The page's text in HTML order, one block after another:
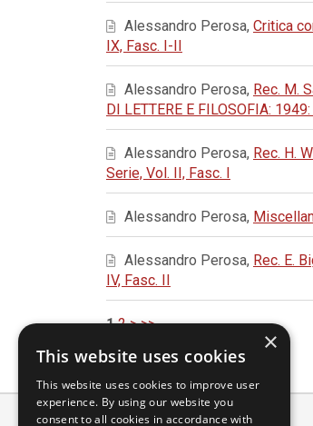
Alessandro Perosa, Critica
IX, Fasc. I-II
Alessandro Perosa, Rec. M.
DI LETTERE E FILOSOFIA:
Alessandro Perosa, Rec. H.
Serie, Vol. II, Fasc. I
Alessandro Perosa,
Alessandro Perosa, Rec. E.
IV, Fasc. II
1 2 > >>
×
This website uses cookies
This website uses cookies to improve user
experience. By using our website you
consent to all cookies in accordance with